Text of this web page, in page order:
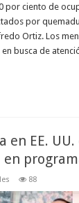
por ciento de
por
Ortiz. Los
busca de
EE. UU.
88